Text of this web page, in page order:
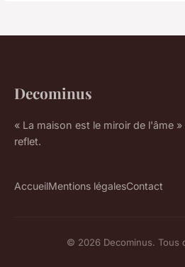
Decominus
« La maison est le miroir de l'âme
reflet.
AccueilMentions légalesContact
© 2026 Decominus. Tous